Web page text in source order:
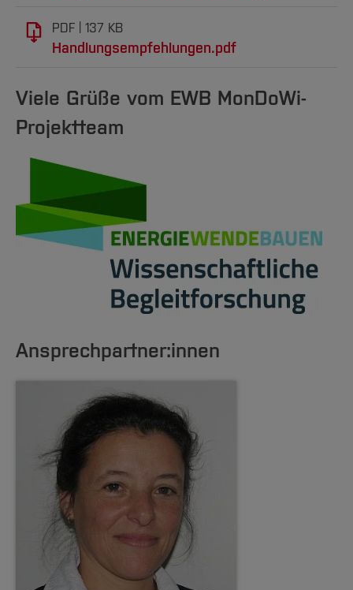
PDF 137 KB
Handlungsempfehlungen.pdf
Viele Grüße vom EWB MonDoWi-
Projektteam
Ansprechpartner:innen